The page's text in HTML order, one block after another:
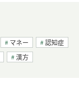
マネー
認知症
漢方